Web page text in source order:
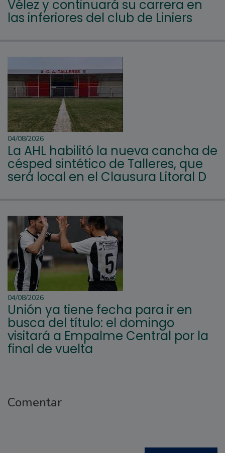
Vélez y continuará su carrera en
las inferiores del club de Liniers
04/08/2026
La AHL habilitó la nueva cancha de
césped sintético de Talleres, que
será local en el Clausura Litoral D
04/08/2026
Unión ya tiene fecha para ir en
busca del título: el domingo
visitará a Empalme Central por la
final de vuelta
Comentar